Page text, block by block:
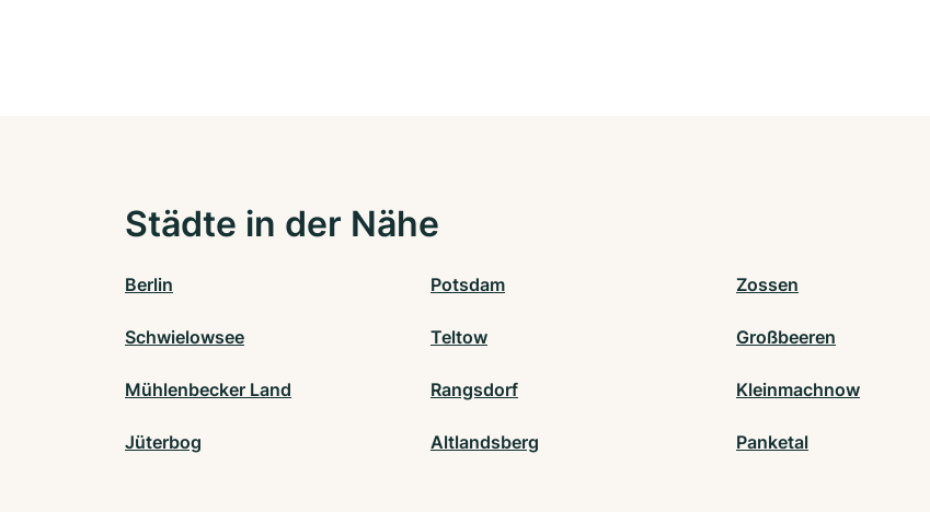
Städte in der Nähe
Berlin Potsdam Zossen
Schwielowsee Teltow Großbeeren
Mühlenbecker Land Rangsdorf Kleinmachnow
Jüterbog Altlandsberg Panketal